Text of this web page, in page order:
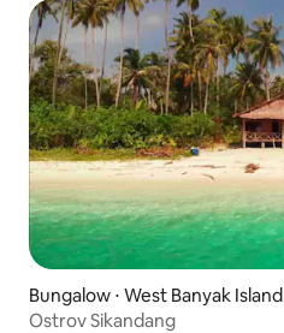
Bungalow ⋅ West Banyak Island
Ostrov Sikandang